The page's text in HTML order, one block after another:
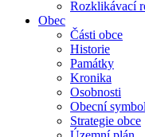
Rozklikávací
Obec
Části obce
Historie
Památky
Kronika
Osobnosti
Obecní
Strategie obce